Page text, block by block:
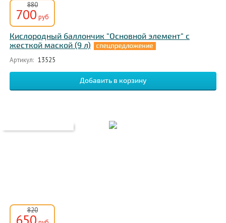
880
700 руб
Кислородный баллончик "Основной элемент" с
жесткой маской (9 л)
Артикул: 13525
820